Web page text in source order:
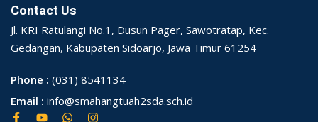
Contact Us
Jl. KRI Ratulangi No.1, Dusun Pager, Sawotratap, Kec.
Gedangan, Kabupaten Sidoarjo, Jawa Timur 61254
Phone : (031) 8541134
Email : info@smahangtuah2sda.sch.id